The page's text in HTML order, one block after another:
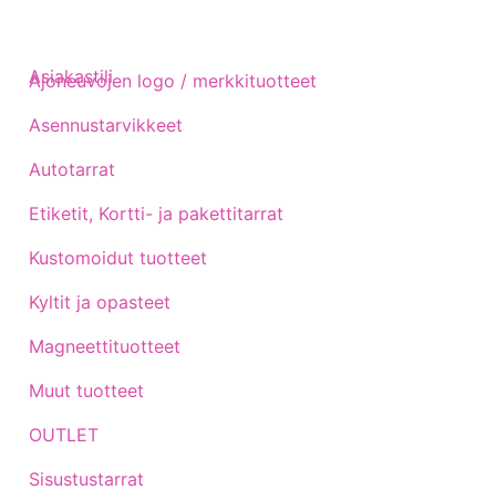
Ajoneuvojen logo / merkkituotteet
Asennustarvikkeet
Autotarrat
Etiketit, Kortti- ja pakettitarrat
Kustomoidut tuotteet
Kyltit ja opasteet
Magneettituotteet
Muut tuotteet
OUTLET
Sisustustarrat
Asiakastili